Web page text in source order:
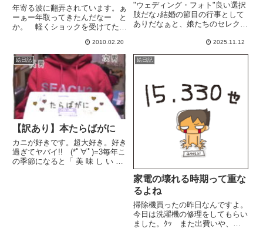
年寄る波に翻弄されています。ぁ
ーぁー年取ってきたんだなー と
か。 軽くショックを受けてたり
怖くて近寄れないわ白髪って、自
分から見えないところに沢山潜ん
でいるそうな。ぅわーん(ノД`)
2010.02.20
"ウェディング・フォト"良い選択
肢だな♪結婚の節目の行事として
ありだなぁと、娘たちのセレクト
もないと、マジで外出しない。イ
ンドア派の私(･´з`･)お出かけが苦
手な私へ、そして同じような方へ
2025.11.12
絵日記
【訳あり】本たらばがに
カニが好きです。超大好き。好き
過ぎてヤバイ!! (*ﾟ∀ﾟ)=3毎年こ
の季節になると「 美 味 し い カ
絵日記
家電の壊れる時期って重な
るよね
掃除機買ったの昨日なんですよ。
今日は洗濯機の修理をしてもらい
ました。ｸｯ また出費いや、